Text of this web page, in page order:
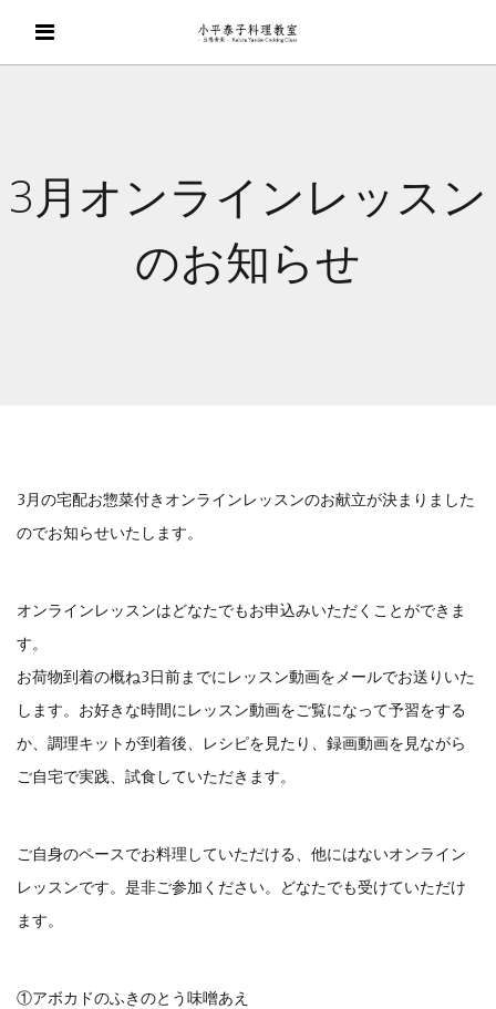
3月オンラインレッスン
のお知らせ
3月の宅配お惣菜付きオンラインレッスンのお献立が決まりました
のでお知らせいたします。
オンラインレッスンはどなたでもお申込みいただくことができま
す。
お荷物到着の概ね3日前までにレッスン動画をメールでお送りいた
します。お好きな時間にレッスン動画をご覧になって予習をする
か、調理キットが到着後、レシピを見たり、録画動画を見ながら
ご自宅で実践、試食していただきます。
ご自身のペースでお料理していただける、他にはないオンライン
レッスンです。是非ご参加ください。どなたでも受けていただけ
ます。
①アボカドのふきのとう味噌あえ